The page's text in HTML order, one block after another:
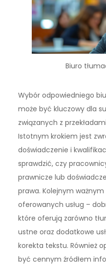
Biuro
Wybór odpowiedniego
może być kluczowy dla
związanych z
Istotnym krokiem jest
doświadczenie i
sprawdzić, czy
prawnicze lub
prawa. Kolejnym
oferowanych usług –
które oferują zarówno
ustne oraz dodatkowe
korekta tekstu. Również
być cennym źródłem